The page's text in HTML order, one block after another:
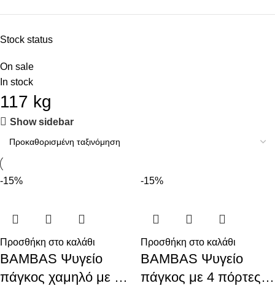
Stock status
On sale
In stock
117 kg
Show sidebar
-15%
Προσθήκη στο καλάθι
BAMBAS Ψυγείο
πάγκος χαμηλό με 4
-15%
Προσθήκη στο καλάθι
BAMBAS Ψυγείο
πάγκος με 4 πόρτες